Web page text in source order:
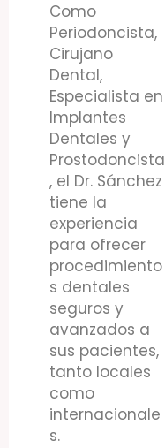
Como
Periodoncista,
Cirujano
Dental,
Especialista en
Implantes
Dentales y
Prostodoncista
, el Dr. Sánchez
tiene la
experiencia
para ofrecer
procedimiento
s dentales
seguros y
avanzados a
sus pacientes,
tanto locales
como
internacionale
s.